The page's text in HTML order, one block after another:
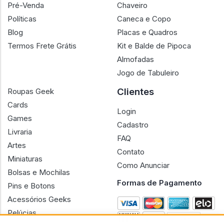
Pré-Venda
Políticas
Blog
Termos Frete Grátis
Chaveiro
Caneca e Copo
Placas e Quadros
Kit e Balde de Pipoca
Almofadas
Jogo de Tabuleiro
Roupas Geek
Cards
Games
Livraria
Artes
Miniaturas
Bolsas e Mochilas
Pins e Botons
Acessórios Geeks
Pelúcias
Clientes
Login
Cadastro
FAQ
Contato
Como Anunciar
Formas de Pagamento